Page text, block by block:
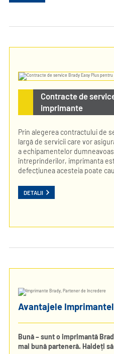
Contracte de
imprimante
Prin alegerea contractului de
largă de servicii care vor
a echipamentelor
întreprinderilor, imprimanta
defecțiunea acesteia poate
DETALII
Avantajele
Bună – sunt o imprimantă
mai bună parteneră. Haideți